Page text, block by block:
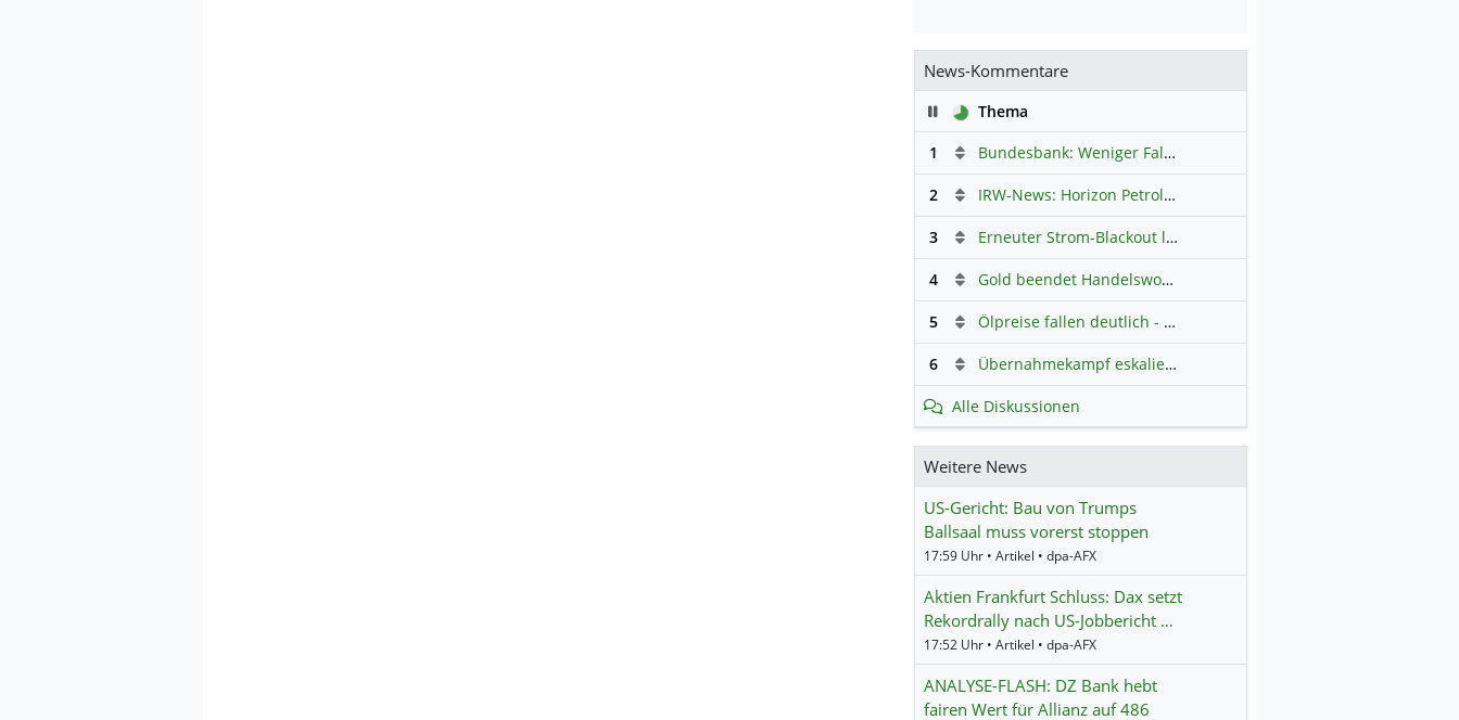
News-Kommentare
PauseThema
1
Bundesbank: Weniger Falschgeld in Deutschland
2 IRW-News: Horizon Petroleum Ltd. : Horizon Petroleum beginnt mit der Testförderung im Projekt Lachowice in Polen und schließt die Platzierung einer überzeichneten Wandelanleihe ab
3 Erneuter Strom-Blackout legt ganz Kuba lahm
4 Gold beendet Handelswoche mit Knall: Barrick Mining – Ist diese Aktie wieder ein Kauf?
5 Ölpreise fallen deutlich - Fortschritte zwischen USA und Iran belasten
6 Übernahmekampf eskaliert: Wird die Commerzbank italienisch?
Alle Diskussionen
Weitere News
US-Gericht: Bau von Trumps
Ballsaal muss vorerst stoppen
17:59 Uhr • Artikel • dpa-AFX
Aktien Frankfurt Schluss: Dax setzt
Rekordrally nach US-Jobbericht …
17:52 Uhr • Artikel • dpa-AFX
ANALYSE-FLASH: DZ Bank hebt
fairen Wert für Allianz auf 486